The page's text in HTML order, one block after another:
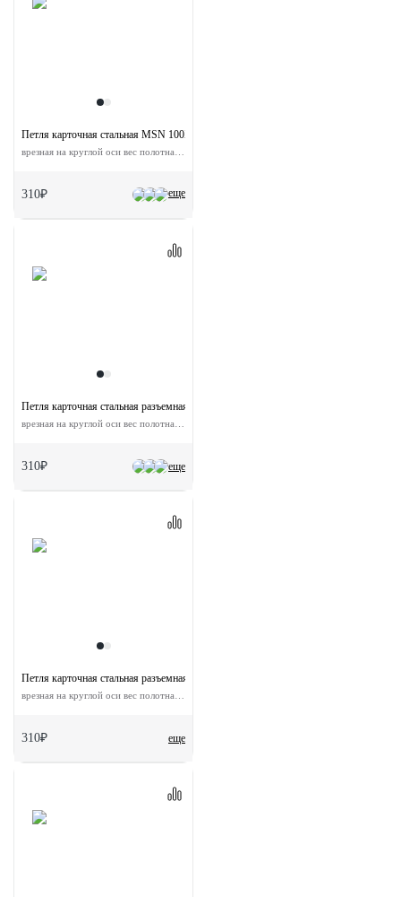
еще
Петля карточная стальная MSN 100X70X2.5-4BB AB с подшипником
310₽
еще
Петля карточная стальная разъемная MSND 100X70X2.5 PC R с подшипником
310₽
еще
Петля карточная стальная разъемная MSND-C 100X70X2.5 SN L -IND с
310₽